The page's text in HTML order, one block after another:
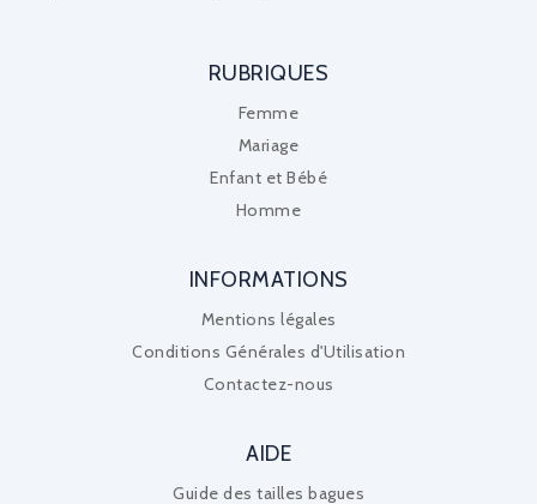
RUBRIQUES
Femme
Mariage
Enfant et Bébé
Homme
INFORMATIONS
Mentions légales
Conditions Générales d'Utilisation
Contactez-nous
AIDE
Guide des tailles bagues